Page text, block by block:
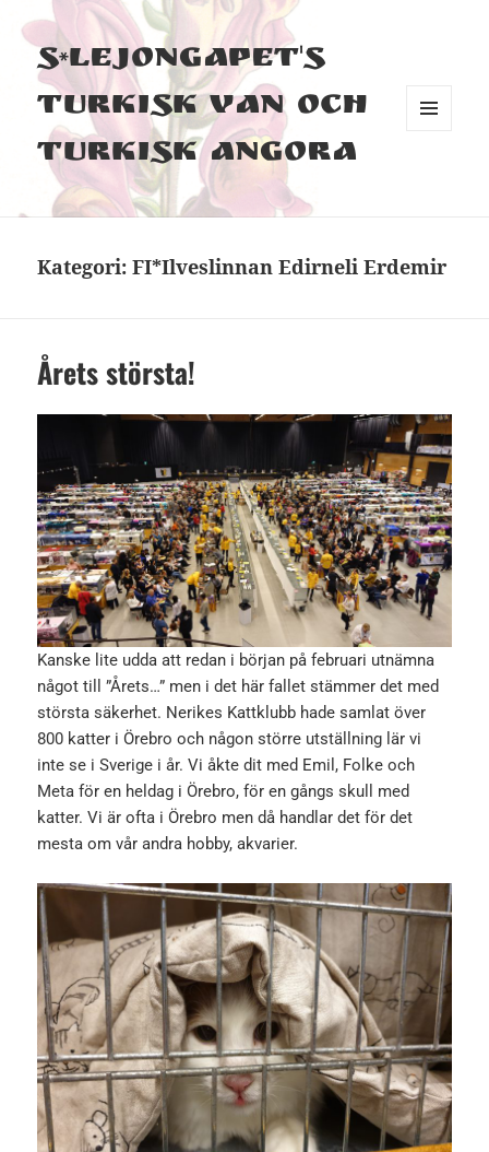
S*Lejongapet's
Turkisk Van och
Turkisk Angora
Kategori:FI*Ilveslinnan Edirneli Erdemir
Årets största!
Kanske lite udda att redan i början på februari utnämna
något till ”Årets…” men i det här fallet stämmer det med
största säkerhet. Nerikes Kattklubb hade samlat över
800 katter i Örebro och någon större utställning lär vi
inte se i Sverige i år. Vi åkte dit med Emil, Folke och
Meta för en heldag i Örebro, för en gångs skull med
katter. Vi är ofta i Örebro men då handlar det för det
mesta om vår andra hobby, akvarier.